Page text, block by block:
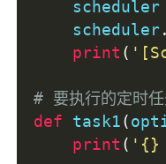
    scheduler
    scheduler
.
print (
# 要执行的定时
def task1(
print ( '{}